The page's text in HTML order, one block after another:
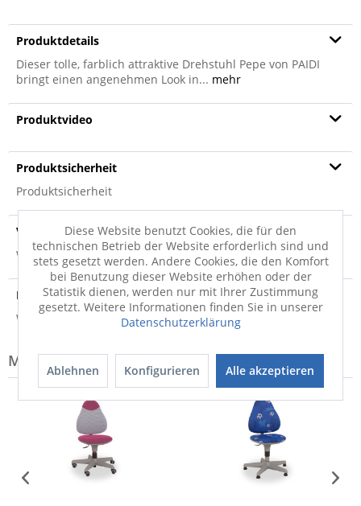
Produktdetails
Dieser tolle, farblich attraktive Drehstuhl Pepe von PAIDI
bringt einen angenehmen Look in... mehr
Produktvideo
Produktsicherheit
Produktsicherheit
Versandinfo
Weitere Informationen zum Versand...
Hersteller
Weitere Informationen zum Hersteller...
Modell-Familie: PEPE
Diese Website benutzt Cookies, die für den
technischen Betrieb der Website erforderlich sind und
stets gesetzt werden. Andere Cookies, die den Komfort
bei Benutzung dieser Website erhöhen oder der
Statistik dienen, werden nur mit Ihrer Zustimmung
gesetzt. Weitere Informationen finden Sie in unserer
Datenschutzerklärung
Ablehnen Konfigurieren Alle akzeptieren